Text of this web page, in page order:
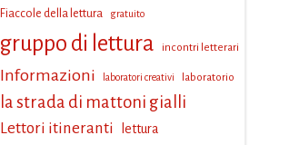
Fiaccole della lettura
gratuito
gruppo di lettura incontri letterari
Informazioni laboratori creativi laboratorio
la strada di mattoni gialli
Lettori itineranti lettura